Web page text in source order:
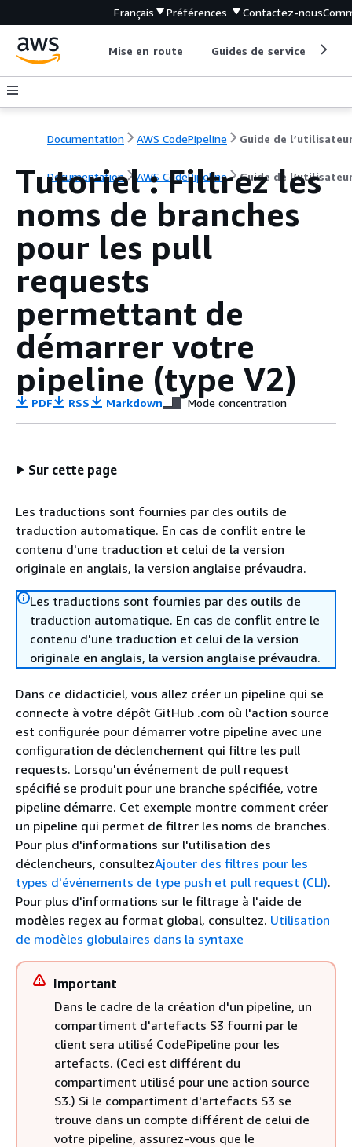
Français Préférences Contactez-nous
Mise en route Guides de service
Documentation AWS CodePipeline Guide de
Documentation AWS CodePipeline Guide de
Tutoriel : Filtrez les
noms de branches
pour les pull
requests
permettant de
démarrer votre
pipeline (type V2)
PDF RSS Markdown Mode concentration
Sur cette page
Les traductions sont fournies par des outils de
traduction automatique. En cas de conflit entre le
contenu d'une traduction et celui de la version
originale en anglais, la version anglaise prévaudra.
Les traductions sont fournies par des outils de
traduction automatique. En cas de conflit entre le
contenu d'une traduction et celui de la version
originale en anglais, la version anglaise prévaudra.
Dans ce didacticiel, vous allez créer un pipeline qui se
connecte à votre dépôt GitHub .com où l'action source
est configurée pour démarrer votre pipeline avec une
configuration de déclenchement qui filtre les pull
requests. Lorsqu'un événement de pull request
spécifié se produit pour une branche spécifiée, votre
pipeline démarre. Cet exemple montre comment créer
un pipeline qui permet de filtrer les noms de branches.
Pour plus d'informations sur l'utilisation des
déclencheurs, consultezAjouter des filtres pour les
types d'événements de type push et pull request (CLI).
Pour plus d'informations sur le filtrage à l'aide de
modèles regex au format global, consultez. Utilisation
de modèles globulaires dans la syntaxe
Important
Dans le cadre de la création d'un pipeline, un
compartiment d'artefacts S3 fourni par le
client sera utilisé CodePipeline pour les
artefacts. (Ceci est différent du
compartiment utilisé pour une action source
S3.) Si le compartiment d'artefacts S3 se
trouve dans un compte différent de celui de
votre pipeline, assurez-vous que le